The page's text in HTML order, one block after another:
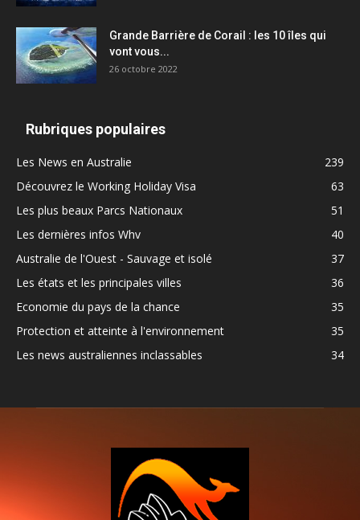
Grande Barrière de Corail : les 10 îles qui
vont vous...
26 octobre 2022
Rubriques populaires
Les News en Australie
239
Découvrez le Working Holiday Visa
63
Les plus beaux Parcs Nationaux
51
Les dernières infos Whv
40
Australie de l'Ouest - Sauvage et isolé
37
Les états et les principales villes
36
Economie du pays de la chance
35
Protection et atteinte à l'environnement
35
Les news australiennes inclassables
34